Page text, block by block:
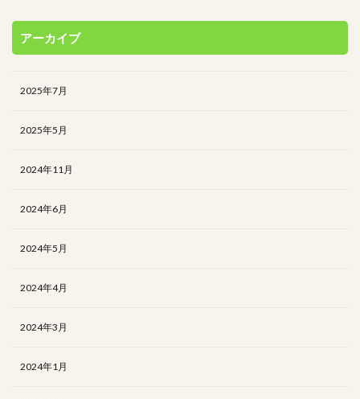
アーカイブ
2025年7月
2025年5月
2024年11月
2024年6月
2024年5月
2024年4月
2024年3月
2024年1月